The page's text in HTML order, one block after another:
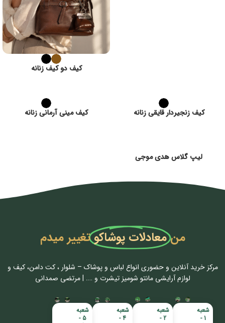
کیف دو کیف زنانه
کیف زنجیردار قایقی زنانه کیف مینی آرمانی زنانه
لیپ گلاس هدی موجی
منمعادلات پوشاکوتغییر میدم
مرکز خرید آنلاین و حضوری انواع لباس‌ و پوشاک – شلوار ، کت دامن، کیف و
لوازم آرایشی مانتو شومیز تیشرت و …. | مرتضی صمدانی
شعبه
1 -
شعبه
2 -
شعبه
4 -
شعبه
5 -